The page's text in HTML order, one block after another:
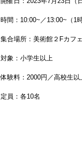
時間：10:00~／13:00~（1時
集合場所：美術館２Fカフ
対象：小学生以上
体験料：2000円／高校生以
定員：各10名